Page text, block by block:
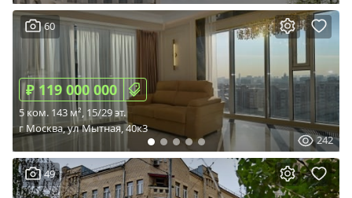
60
242
₽ 119 000 000
5 ком. 143 м², 15/29 эт.
г Москва, ул Мытная, 40к3
49